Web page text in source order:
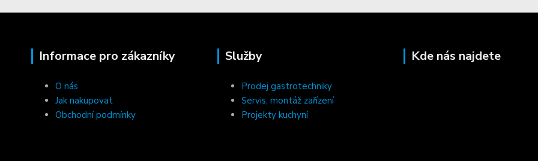
Informace pro zákazníky
O nás
Jak nakupovat
Obchodní podmínky
Služby
Prodej gastrotechniky
Servis, montáž zařízení
Projekty kuchyní
Kde nás najdete